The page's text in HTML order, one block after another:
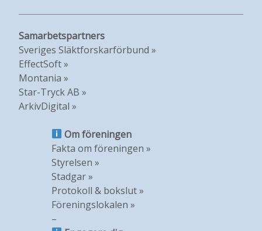
Samarbetspartners
Sveriges Släktforskarförbund »
EffectSoft »
Montania »
Star-Tryck AB »
ArkivDigital »
Om föreningen
Fakta om föreningen »
Styrelsen »
Stadgar »
Protokoll & bokslut »
Föreningslokalen »
–